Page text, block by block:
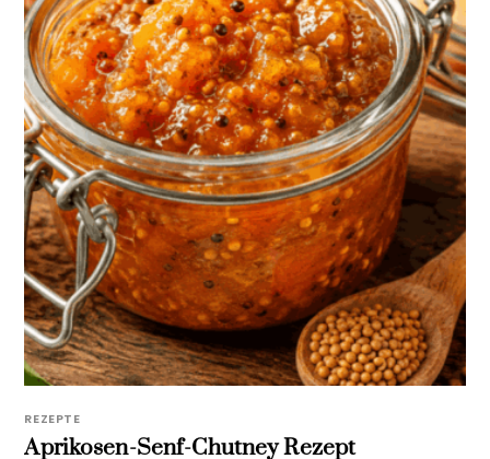
REZEPTE
Aprikosen-Senf-Chutney Rezept